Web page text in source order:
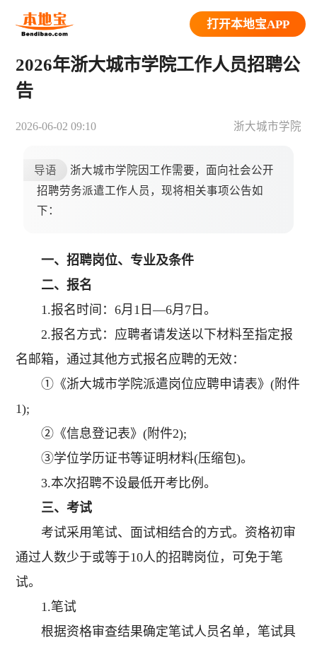
打开本地宝APP
2026年浙大城市学院工作人员招聘公
告
2026-06-02 09:10 浙大城市学院
导语
浙大城市学院因工作需要，面向社会公开
招聘劳务派遣工作人员，现将相关事项公告如
下：
一、招聘岗位、专业及条件
二、报名
1.报名时间：6月1日—6月7日。
2.报名方式：应聘者请发送以下材料至指定报
名邮箱，通过其他方式报名应聘的无效：
①《浙大城市学院派遣岗位应聘申请表》(附件
1);
②《信息登记表》(附件2);
③学位学历证书等证明材料(压缩包)。
3.本次招聘不设最低开考比例。
三、考试
考试采用笔试、面试相结合的方式。资格初审
通过人数少于或等于10人的招聘岗位，可免于笔
试。
1.笔试
根据资格审查结果确定笔试人员名单，笔试具